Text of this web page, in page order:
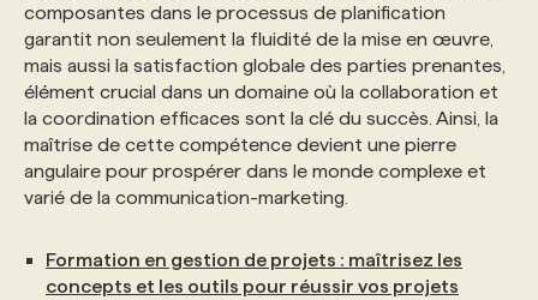
composantes dans le processus de planification
garantit non seulement la fluidité de la mise en œuvre,
mais aussi la satisfaction globale des parties prenantes,
élément crucial dans un domaine où la collaboration et
la coordination efficaces sont la clé du succès. Ainsi, la
maîtrise de cette compétence devient une pierre
angulaire pour prospérer dans le monde complexe et
varié de la communication-marketing.
Formation en gestion de projets : maîtrisez les
concepts et les outils pour réussir vos projets